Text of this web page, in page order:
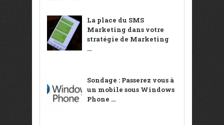
La place du SMS
Marketing dans votre
stratégie de Marketing
...
Sondage : Passerez vous à
un mobile sous Windows
Phone ...